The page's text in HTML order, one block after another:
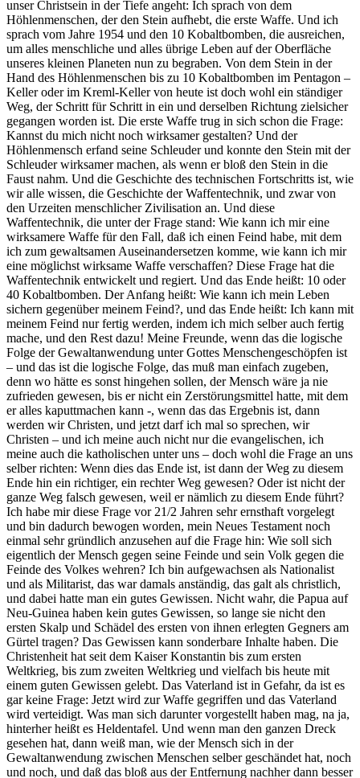
unser Christsein in der Tiefe angeht: Ich sprach von dem
Höhlenmenschen, der den Stein aufhebt, die erste Waffe. Und ich
sprach vom Jahre 1954 und den 10 Kobaltbomben, die ausreichen,
um alles menschliche und alles übrige Leben auf der Oberfläche
unseres kleinen Planeten nun zu begraben. Von dem Stein in der
Hand des Höhlenmenschen bis zu 10 Kobaltbomben im Pentagon –
Keller oder im Kreml-Keller von heute ist doch wohl ein ständiger
Weg, der Schritt für Schritt in ein und derselben Richtung zielsicher
gegangen worden ist. Die erste Waffe trug in sich schon die Frage:
Kannst du mich nicht noch wirksamer gestalten? Und der
Höhlenmensch erfand seine Schleuder und konnte den Stein mit der
Schleuder wirksamer machen, als wenn er bloß den Stein in die
Faust nahm. Und die Geschichte des technischen Fortschritts ist, wie
wir alle wissen, die Geschichte der Waffentechnik, und zwar von
den Urzeiten menschlicher Zivilisation an. Und diese
Waffentechnik, die unter der Frage stand: Wie kann ich mir eine
wirksamere Waffe für den Fall, daß ich einen Feind habe, mit dem
ich zum gewaltsamen Auseinandersetzen komme, wie kann ich mir
eine möglichst wirksame Waffe verschaffen? Diese Frage hat die
Waffentechnik entwickelt und regiert. Und das Ende heißt: 10 oder
40 Kobaltbomben. Der Anfang heißt: Wie kann ich mein Leben
sichern gegenüber meinem Feind?, und das Ende heißt: Ich kann mit
meinem Feind nur fertig werden, indem ich mich selber auch fertig
mache, und den Rest dazu! Meine Freunde, wenn das die logische
Folge der Gewaltanwendung unter Gottes Menschengeschöpfen ist
– und das ist die logische Folge, das muß man einfach zugeben,
denn wo hätte es sonst hingehen sollen, der Mensch wäre ja nie
zufrieden gewesen, bis er nicht ein Zerstörungsmittel hatte, mit dem
er alles kaputtmachen kann -, wenn das das Ergebnis ist, dann
werden wir Christen, und jetzt darf ich mal so sprechen, wir
Christen – und ich meine auch nicht nur die evangelischen, ich
meine auch die katholischen unter uns – doch wohl die Frage an uns
selber richten: Wenn dies das Ende ist, ist dann der Weg zu diesem
Ende hin ein richtiger, ein rechter Weg gewesen? Oder ist nicht der
ganze Weg falsch gewesen, weil er nämlich zu diesem Ende führt?
Ich habe mir diese Frage vor 21/2 Jahren sehr ernsthaft vorgelegt
und bin dadurch bewogen worden, mein Neues Testament noch
einmal sehr gründlich anzusehen auf die Frage hin: Wie soll sich
eigentlich der Mensch gegen seine Feinde und sein Volk gegen die
Feinde des Volkes wehren? Ich bin aufgewachsen als Nationalist
und als Militarist, das war damals anständig, das galt als christlich,
und dabei hatte man ein gutes Gewissen. Nicht wahr, die Papua auf
Neu-Guinea haben kein gutes Gewissen, so lange sie nicht den
ersten Skalp und Schädel des ersten von ihnen erlegten Gegners am
Gürtel tragen? Das Gewissen kann sonderbare Inhalte haben. Die
Christenheit hat seit dem Kaiser Konstantin bis zum ersten
Weltkrieg, bis zum zweiten Weltkrieg und vielfach bis heute mit
einem guten Gewissen gelebt. Das Vaterland ist in Gefahr, da ist es
gar keine Frage: Jetzt wird zur Waffe gegriffen und das Vaterland
wird verteidigt. Was man sich darunter vorgestellt haben mag, na ja,
hinterher heißt es Heldentafel. Und wenn man den ganzen Dreck
gesehen hat, dann weiß man, wie der Mensch sich in der
Gewaltanwendung zwischen Menschen selber geschändet hat, noch
und noch, und daß das bloß aus der Entfernung nachher dann besser